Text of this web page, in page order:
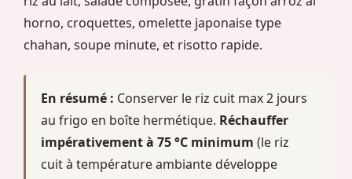
horno, croquettes, omelette japonaise type
chahan, soupe minute, et risotto rapide.
En résumé : Conserver le riz cuit max 2 jours
au frigo en boîte hermétique. Réchauffer
impérativement à 75 °C minimum (le riz
cuit à température ambiante développe